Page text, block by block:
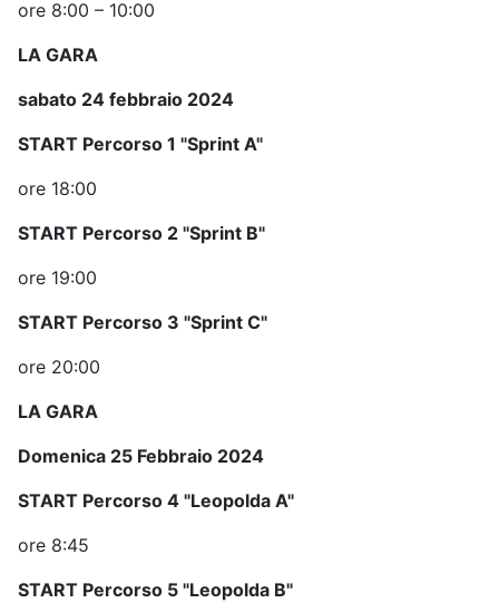
ore 8:00 – 10:00
LA GARA
sabato 24 febbraio 2024
START Percorso 1 "Sprint A"
ore 18:00
START Percorso 2 "Sprint B"
ore 19:00
START Percorso 3 "Sprint C"
ore 20:00
LA GARA
Domenica 25 Febbraio 2024
START Percorso 4 "Leopolda A"
ore 8:45
START Percorso 5 "Leopolda B"